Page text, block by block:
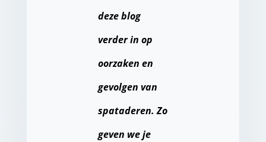
deze blog
verder in op
oorzaken en
gevolgen van
spataderen. Zo
geven we je